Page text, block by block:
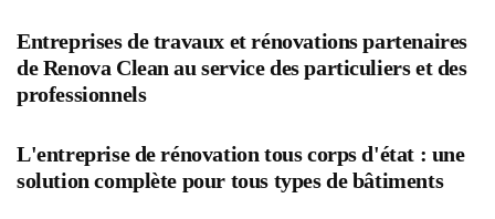
Entreprises de travaux et rénovations partenaires
de Renova Clean au service des particuliers et des
professionnels
L'entreprise de rénovation tous corps d'état : une
solution complète pour tous types de bâtiments